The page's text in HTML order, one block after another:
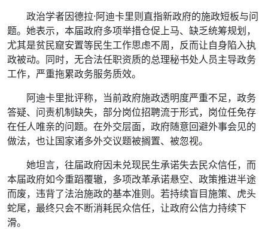
政治学者因德拉·阿迪卡里则直指新政府的施政短板与问
题。她表示，本届政府多项举措仓促上马、缺乏统筹规划，
尤其是贫民窟安置等民生工作思虑不周，反而让自身陷入执
政被动。同时，无合法任职资质的总理秘书处人员主导政务
工作，严重拖累政务服务质效。
阿迪卡里批评称，当前政府施政透明度严重不足，政务
答疑、问责机制缺失，部分岗位招聘流于形式，岗位任免存
在任人唯亲的问题。在外交层面，政府随意回避外事会见的
做法，也让国家诸多外交议题被搁置、被忽视。
她坦言，往届政府因未兑现民生承诺失去民众信任，而
本届政府如今重蹈覆辙，多项改革承诺悬空、政策推进半途
而废，违背了法治施政的基本准则。若持续盲目施策、虎头
蛇尾，最终只会不断消耗民众信任，让政府公信力持续下
滑。